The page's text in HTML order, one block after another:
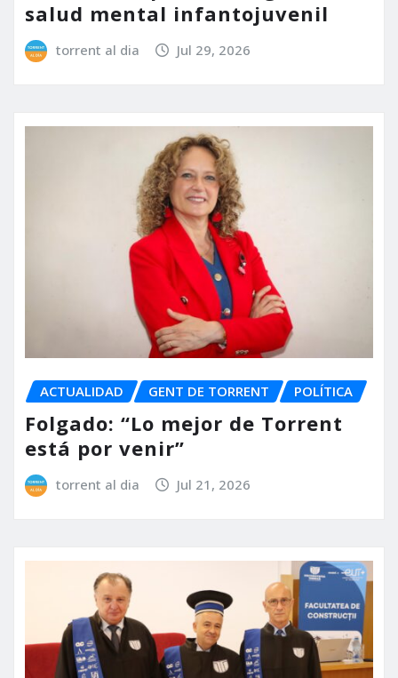
salud mental infantojuvenil
torrent al dia Jul 29, 2026
ACTUALIDAD GENT DE TORRENT POLÍTICA
Folgado: “Lo mejor de Torrent
está por venir”
torrent al dia Jul 21, 2026